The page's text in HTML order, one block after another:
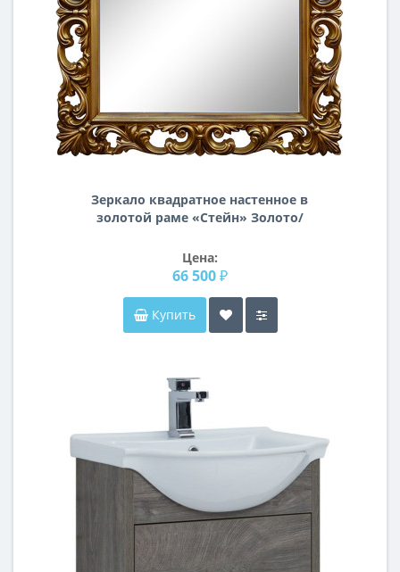
Зеркало квадратное настенное в
золотой раме «Стейн» Золото/
Цена:
66 500 ₽
Купить